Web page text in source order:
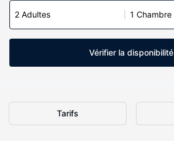
2 Adultes 1 Chambre
Vérifier la disponibilité
Tarifs